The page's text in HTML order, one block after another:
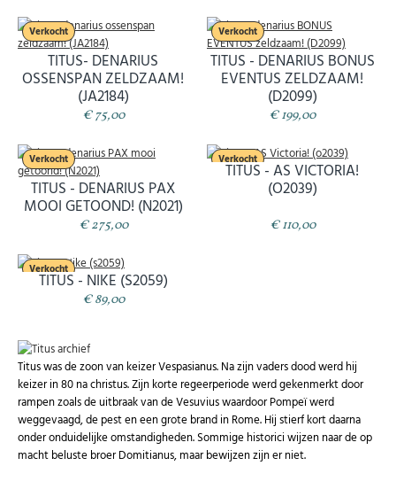
Titus was de zoon van keizer Vespasianus. Na zijn vaders dood werd hij
keizer in 80 na christus. Zijn korte regeerperiode werd gekenmerkt door
rampen zoals de uitbraak van de Vesuvius waardoor Pompeï werd
weggevaagd, de pest en een grote brand in Rome. Hij stierf kort daarna
onder onduidelijke omstandigheden. Sommige historici wijzen naar de op
macht beluste broer Domitianus, maar bewijzen zijn er niet.
Verkocht
TITUS- DENARIUS
OSSENSPAN ZELDZAAM!
(JA2184)
€ 75,00
Verkocht
TITUS - DENARIUS BONUS
EVENTUS ZELDZAAM!
(D2099)
€ 199,00
Verkocht
TITUS - DENARIUS PAX
MOOI GETOOND! (N2021)
€ 275,00
Verkocht
TITUS - AS VICTORIA!
(O2039)
€ 110,00
Verkocht
TITUS - NIKE (S2059)
€ 89,00